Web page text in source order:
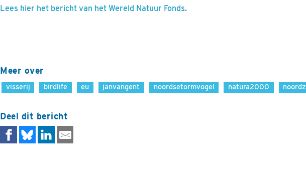
Lees hier het bericht van het Wereld Natuur Fonds.
Meer over
visserij birdlife eu janvangent noordsetormvogel natura2000
Deel dit bericht